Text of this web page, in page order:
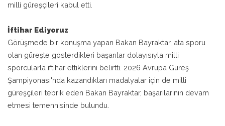
milli güreşçileri kabul etti.
İftihar Ediyoruz
Görüşmede bir konuşma yapan Bakan Bayraktar, ata sporu
olan güreşte gösterdikleri başarılar dolayısıyla milli
sporcularla iftihar ettiklerini belirtti. 2026 Avrupa Güreş
Şampiyonası'nda kazandıkları madalyalar için de milli
güreşçileri tebrik eden Bakan Bayraktar, başarılarının devam
etmesi temennisinde bulundu.